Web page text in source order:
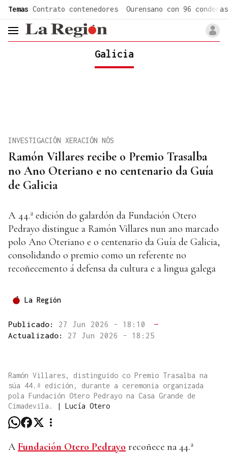
Temas Contrato contenedores Ourensano con 96 condenas
header.menu.open
Galicia
Ramón Villares recibe o Premio Trasalba
no Ano Oteriano e no centenario da Guía
de Galicia
INVESTIGACIÓN XERACIÓN NÓS
A 44.ª edición do galardón da Fundación Otero
Pedrayo distingue a Ramón Villares nun ano marcado
polo Ano Oteriano e o centenario da Guía de Galicia,
consolidando o premio como un referente no
recoñecemento á defensa da cultura e a lingua galega
La Región
Publicado: 27 Jun 2026 - 18:10
—
Actualizado: 27 Jun 2026 - 18:25
Ramón Villares, distinguido co Premio Trasalba na
súa 44.ª edición, durante a ceremonia organizada
pola Fundación Otero Pedrayo na Casa Grande de
Cimadevila.
| Lucía Otero
A Fundación Otero Pedrayo recoñece na 44.ª